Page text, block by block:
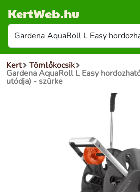
KertWeb.hu
Kert Tömlőkocsik
Gardena AquaRoll L Easy
utódja) - szürke